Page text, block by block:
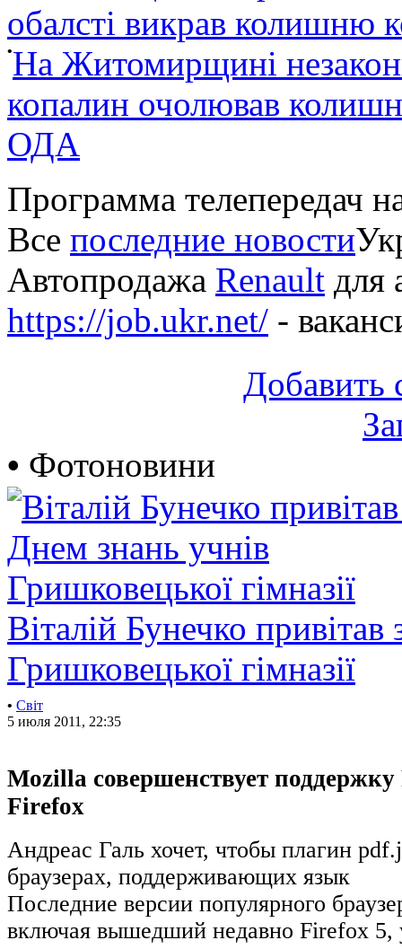
обалсті викрав колишню
•На Житомирщині
копалин очолював
ОДА
Программа телепередач
Все последние новости
Автопродажа Renault для
https://job.ukr.net/ -
Добавить
• Фотоновини
Віталій Бунечко
Гришковецької гімназії
• Світ
5 июля 2011, 22:35
Mozilla совершенствует поддержку
Firefox
Андреас Галь хочет, чтобы плагин
браузерах, поддерживающих язык
Последние версии популярного
включая вышедший недавно Firefox 5,